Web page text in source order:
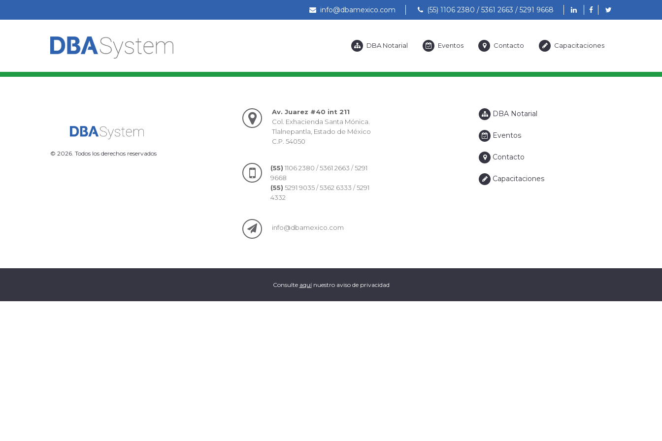
info@dbamexico.com (55) 1106 2380 / 5361 2663 / 5291 9668
DBA Notarial Eventos Contacto Capacitaciones
© 2026. Todos los derechos reservados
Av. Juarez #40 int 211
Col. Exhacienda Santa Mónica.
Tlalnepantla, Estado de México
C.P. 54050
(55) 1106 2380 / 5361 2663 / 5291
9668
(55) 5291 9035 / 5362 6333 / 5291
4332
info@dbamexico.com
DBA Notarial
Eventos
Contacto
Capacitaciones
Consulte aquínuestro aviso de privacidad